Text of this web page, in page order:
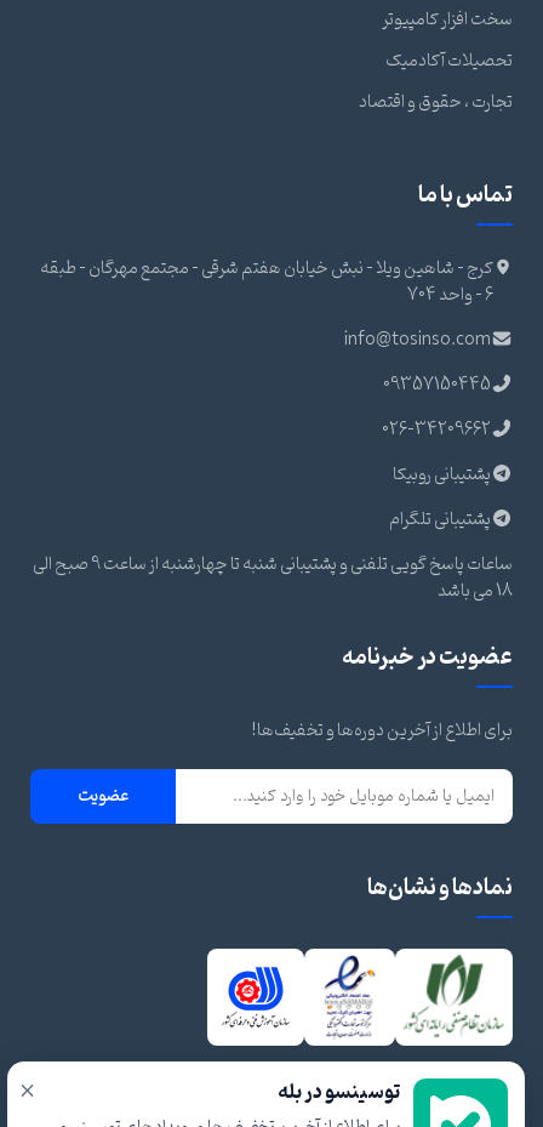
سخت افزار کامپیوتر
تحصیلات آکادمیک
تجارت ، حقوق و اقتصاد
تماس با ما
کرج - شاهین ویلا - نبش خیابان هفتم شرقی - مجتمع مهرگان - طبقه
6 - واحد 704
info@tosinso.com
09357150445
026-34209662
پشتیبانی روبیکا
پشتیبانی تلگرام
ساعات پاسخ گویی تلفنی و پشتیبانی شنبه تا چهارشنبه از ساعت 9 صبح الی
18 می باشد
عضویت در خبرنامه
برای اطلاع از آخرین دوره‌ها و تخفیف‌ها!
عضویت
نمادها و نشان‌ها
× توسینسو در بله